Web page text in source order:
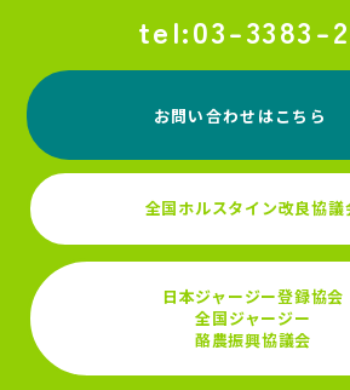
03-3383-
お問い合わせはこちら
全国ホルスタイン改良協議
日本ジャージー登録協会
全国ジャージー
酪農振興協議会